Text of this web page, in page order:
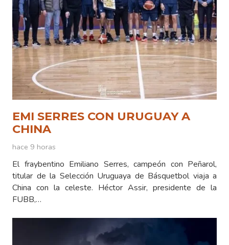
EMI SERRES CON URUGUAY A
CHINA
hace 9 horas
El fraybentino Emiliano Serres, campeón con Peñarol,
titular de la Selección Uruguaya de Básquetbol viaja a
China con la celeste. Héctor Assir, presidente de la
FUBB,…